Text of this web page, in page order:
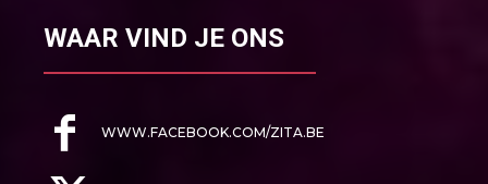
WAAR VIND JE ONS
WWW.FACEBOOK.COM/ZITA.BE